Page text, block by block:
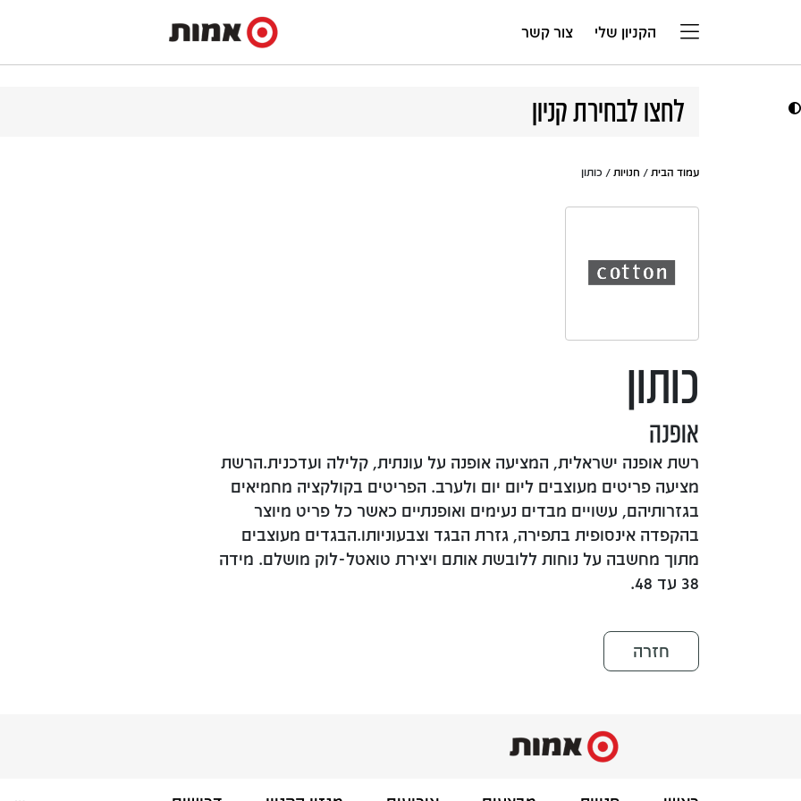
הקניון שלי צור קשר
לחצו לבחירת קניון
עמוד הבית / חנויות / כותון
כותון
אופנה
רשת אופנה ישראלית, המציעה אופנה על עונתית, קלילה ועדכנית.הרשת
מציעה פריטים מעוצבים ליום יום ולערב. הפריטים בקולקציה מחמיאים
בגזרותיהם, עשויים מבדים נעימים ואופנתיים כאשר כל פריט מיוצר
בהקפדה אינסופית בתפירה, גזרת הבגד וצבעוניותו.הבגדים מעוצבים
מתוך מחשבה על נוחות ללובשת אותם ויצירת טואטל-לוק מושלם. מידה
38 עד 48.
חזרה